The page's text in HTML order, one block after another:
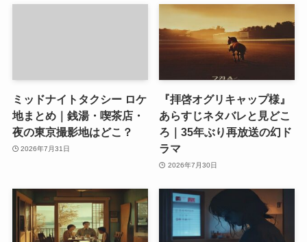
ミッドナイトタクシー ロケ
地まとめ｜銭湯・喫茶店・
夜の東京撮影地はどこ？
2026年7月31日
『拝啓オグリキャップ様』
あらすじネタバレと見どこ
ろ｜35年ぶり再放送の幻ド
ラマ
2026年7月30日